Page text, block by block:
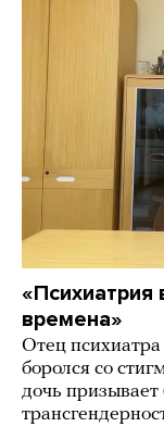
времена»
Отец
боролся со
дочь призывает